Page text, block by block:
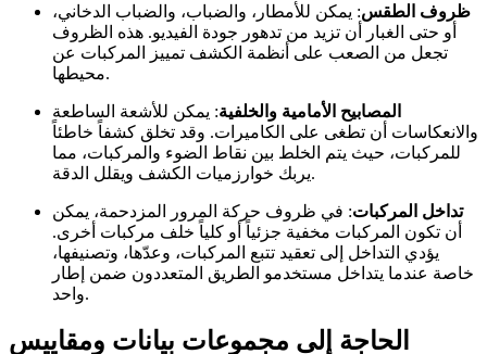
ظروف الطقس: يمكن للأمطار، والضباب، والضباب الدخاني،
أو حتى الغبار أن تزيد من تدهور جودة الفيديو. هذه الظروف
تجعل من الصعب على أنظمة الكشف تمييز المركبات عن
محيطها.
المصابيح الأمامية والخلفية: يمكن للأشعة الساطعة
والانعكاسات أن تطغى على الكاميرات. وقد تخلق كشفاً خاطئاً
للمركبات، حيث يتم الخلط بين نقاط الضوء والمركبات، مما
يربك خوارزميات الكشف ويقلل الدقة.
تداخل المركبات: في ظروف حركة المرور المزدحمة، يمكن
أن تكون المركبات مخفية جزئياً أو كلياً خلف مركبات أخرى.
يؤدي التداخل إلى تعقيد تتبع المركبات، وعدّها، وتصنيفها،
خاصة عندما يتداخل مستخدمو الطريق المتعددون ضمن إطار
واحد.
الحاجة إلى مجموعات بيانات ومقاييس